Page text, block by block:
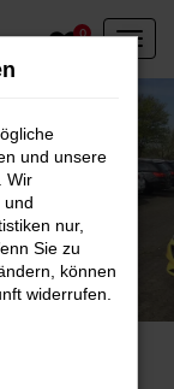
0
und unsere
Wir
und
nur,
Sie zu
können
widerrufen.